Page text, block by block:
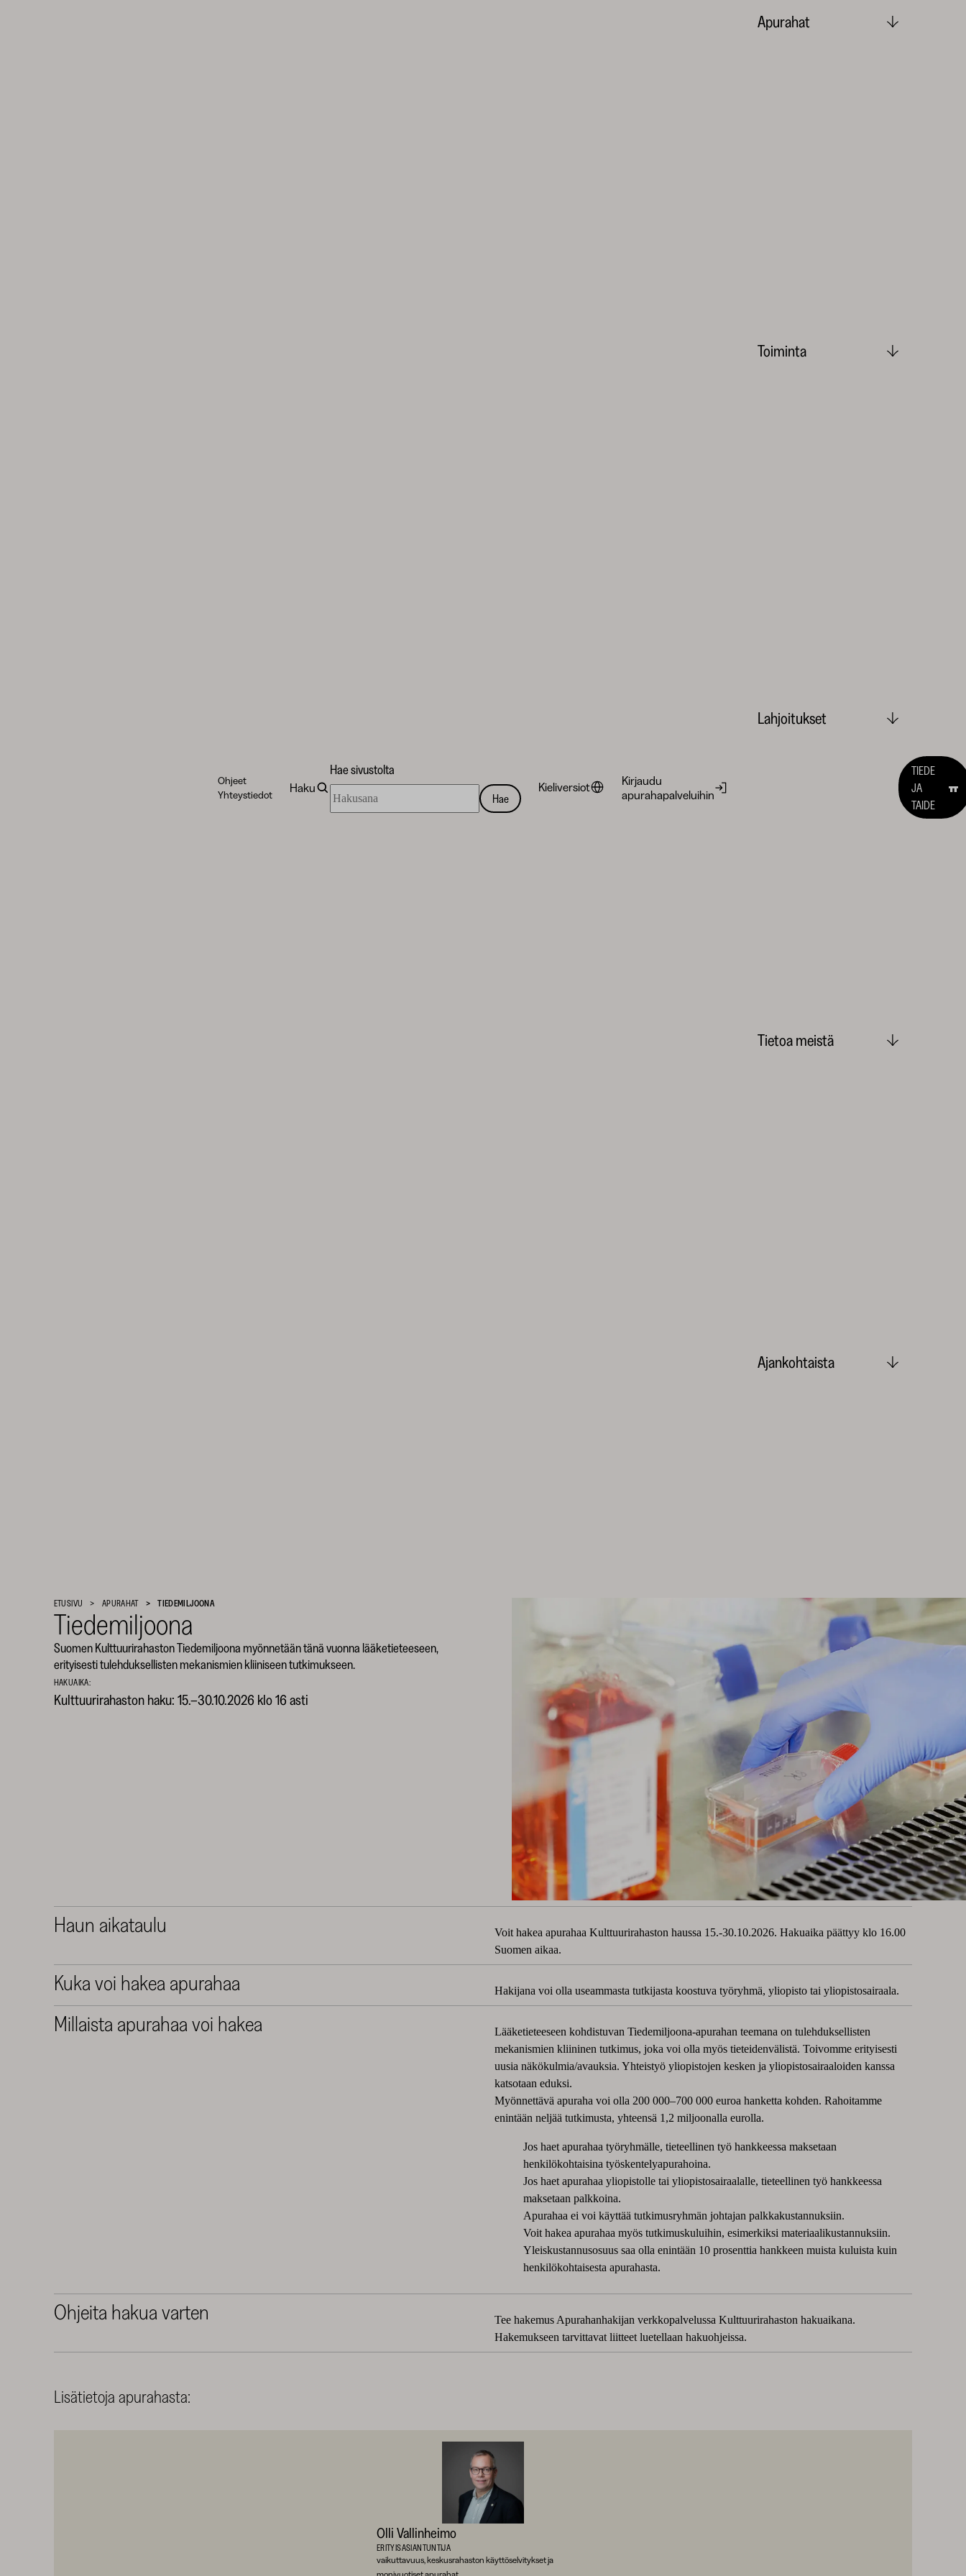
SKR
Ohjeet
Yhteystiedot
Haku
Hae sivustolta
sivustolta
Hae
Kieliversiot
Kirjaudu
apurahapalveluihin
Apurahat
Toiminta
Lahjoitukset
Tietoa meistä
Ajankohtaista
TIEDE
JA
TAIDE
ETUSIVU APURAHAT TIEDEMILJOONA
Tiedemiljoona
Suomen Kulttuurirahaston Tiedemiljoona myönnetään tänä vuonna lääketieteeseen,
erityisesti tulehduksellisten mekanismien kliiniseen tutkimukseen.
HAKUAIKA:
Kulttuurirahaston haku: 15.–30.10.2026 klo 16 asti
Haun aikataulu
Voit hakea apurahaa Kulttuurirahaston haussa 15.-30.10.2026. Hakuaika päättyy klo 16.00
Suomen aikaa.
Kuka voi hakea apurahaa Hakijana voi olla useammasta tutkijasta koostuva työryhmä, yliopisto tai yliopistosairaala.
Millaista apurahaa voi hakea
Lääketieteeseen kohdistuvan Tiedemiljoona-apurahan teemana on tulehduksellisten
mekanismien kliininen tutkimus, joka voi olla myös tieteidenvälistä. Toivomme erityisesti
uusia näkökulmia/avauksia. Yhteistyö yliopistojen kesken ja yliopistosairaaloiden kanssa
katsotaan eduksi.
Myönnettävä apuraha voi olla 200 000–700 000 euroa hanketta kohden. Rahoitamme
enintään neljää tutkimusta, yhteensä 1,2 miljoonalla eurolla.
Jos haet apurahaa työryhmälle, tieteellinen työ hankkeessa maksetaan
henkilökohtaisina työskentelyapurahoina.
Jos haet apurahaa yliopistolle tai yliopistosairaalalle, tieteellinen työ hankkeessa
maksetaan palkkoina.
Apurahaa ei voi käyttää tutkimusryhmän johtajan palkkakustannuksiin.
Voit hakea apurahaa myös tutkimuskuluihin, esimerkiksi materiaalikustannuksiin.
Yleiskustannusosuus saa olla enintään 10 prosenttia hankkeen muista kuluista kuin
henkilökohtaisesta apurahasta.
Ohjeita hakua varten
Tee hakemus Apurahanhakijan verkkopalvelussa Kulttuurirahaston hakuaikana.
Hakemukseen tarvittavat liitteet luetellaan hakuohjeissa.
Lisätietoja apurahasta:
Olli Vallinheimo
ERITYISASIANTUNTIJA
vaikuttavuus, keskusrahaston käyttöselvitykset ja